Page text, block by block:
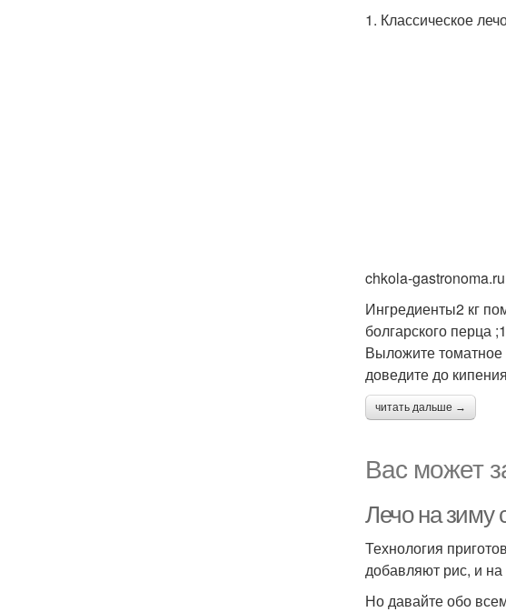
1. Классическое
chkola-gastronoma.ru
Ингредиенты2 кг
болгарского перца
Выложите томатное
доведите до
читать дальше →
Вас может
Лечо на зиму
Технология
добавляют рис, и на
Но давайте обо